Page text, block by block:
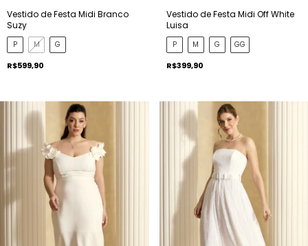
Vestido de Festa Midi Branco
Suzy
P M G
R$599,90
Vestido de Festa Midi Off White
Luisa
P M G GG
R$399,90